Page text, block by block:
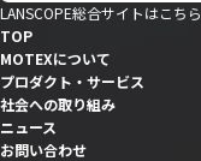
LANSCOPE総合サイトはこちら
TOP
MOTEXについて
プロダクト・サービス
社会への取り組み
ニュース
お問い合わせ